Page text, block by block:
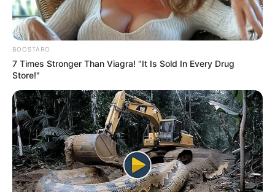
BOOSTARO
7 Times Stronger Than Viagra! "It Is Sold In Every Drug
Store!"